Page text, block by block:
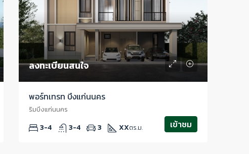
ลงทะเบียนสนใจ
พอร์ทเทรท บึงแก่นนคร
ริมบึงแก่นนคร
3-4 3-4 3 XXตร.ม. เข้าชม